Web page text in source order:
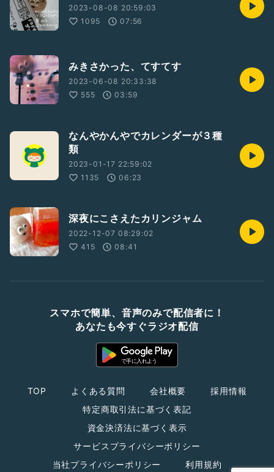
2023-08-08 20:59:03
1095
07:56
みきさかった、てすてす
2023-06-08 20:33:38
555
03:59
なんやかんやでカレンダーが３種
類
2023-01-17 22:59:02
1135
06:23
深夜にこさえたカリンジャム
2022-12-07 08:29:02
415
08:41
スマホで簡単、音声のみで配信者に！
あなたも今すぐラジオ配信
TOP よくある質問 会社概要
採用情報
特定商取引法に基づく表記
資金決済法に基づく表示
サービスプライバシーポリシー
当社プライバシーポリシー
利用規約